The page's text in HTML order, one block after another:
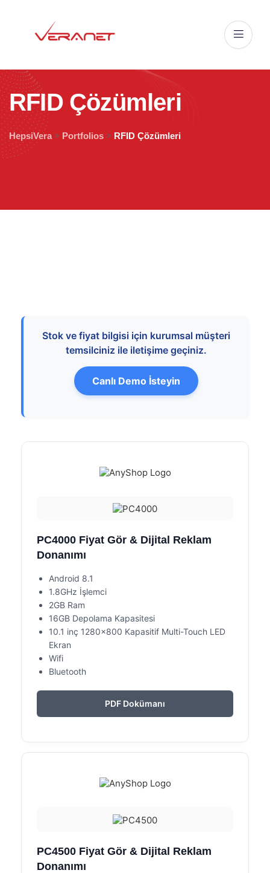
RFID Çözümleri
HepsiVera > Portfolios > RFID Çözümleri
Stok ve fiyat bilgisi için kurumsal müşteri
temsilciniz ile iletişime geçiniz.
Canlı Demo İsteyin
PC4000 Fiyat Gör & Dijital Reklam
Donanımı
Android 8.1
1.8GHz İşlemci
2GB Ram
16GB Depolama Kapasitesi
10.1 inç 1280×800 Kapasitif Multi-Touch LED
Ekran
Wifi
Bluetooth
PDF Dokümanı
PC4500 Fiyat Gör & Dijital Reklam
Donanımı